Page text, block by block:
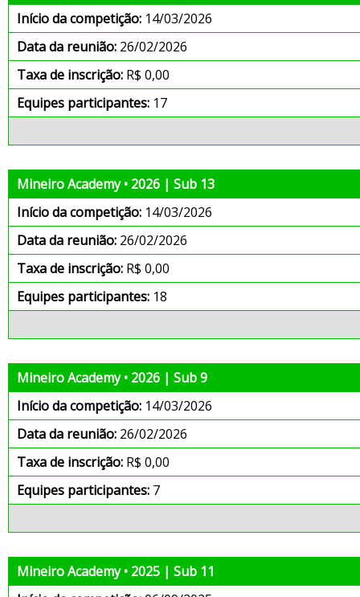
Início da competição: 14/03/2026
Data da reunião: 26/02/2026
Taxa de inscrição: R$ 0,00
Equipes participantes: 17
Mineiro Academy • 2026 | Sub 13
Início da competição: 14/03/2026
Data da reunião: 26/02/2026
Taxa de inscrição: R$ 0,00
Equipes participantes: 18
Mineiro Academy • 2026 | Sub 9
Início da competição: 14/03/2026
Data da reunião: 26/02/2026
Taxa de inscrição: R$ 0,00
Equipes participantes: 7
Mineiro Academy • 2025 | Sub 11